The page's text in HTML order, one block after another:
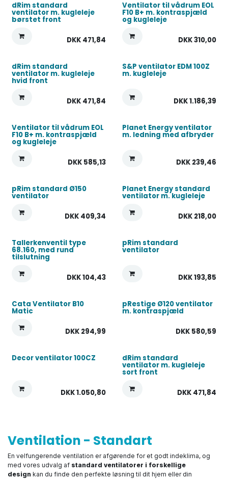
dRim standard
ventilator m. kugleleje
børstet front
DKK 471,84
Ventilator til vådrum EOL
F10 B+ m. kontraspjæld
og kugleleje
DKK310,00
dRim standard
ventilator m. kugleleje
hvid front
DKK 471,84
S&P ventilator EDM 100Z
m. kugleleje
DKK1.186,39
Ventilator til vådrum EOL
F10 B+ m. kontraspjæld
og kugleleje
DKK 585,13
Planet Energy ventilator
m. ledning med afbryder
DKK 239,46
pRim standard Ø150
ventilator
DKK 409,34
Planet Energy standard
ventilator m. kugleleje
DKK 218,00
Tallerkenventil type
68.160, med rund
tilslutning
DKK104,43
pRim standard
ventilator
DKK193,85
Cata Ventilator B10
Matic
DKK 294,99
pRestige Ø120 ventilator
m. kontraspjæld
DKK 580,59
Decor ventilator 100CZ
DKK1.050,80
dRim standard
ventilator m. kugleleje
sort front
DKK 471,84
Ventilation - Standart
En velfungerende ventilation er afgørende for et godt indeklima, og
med vores udvalg af standard ventilatorer i forskellige
design kan du finde den perfekte løsning til dit hjem eller din